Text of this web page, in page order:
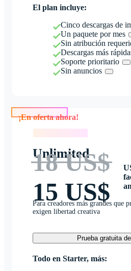
El plan incluye:
Cinco descargas de
Un paquete por mes
Sin atribución
Descargas más
Soporte prioritario
Sin anuncios
Unlimited
18 US$
15 US$
Para creadores más grandes que
exigen libertad creativa
Prueba gratuita
Todo en Starter, más: